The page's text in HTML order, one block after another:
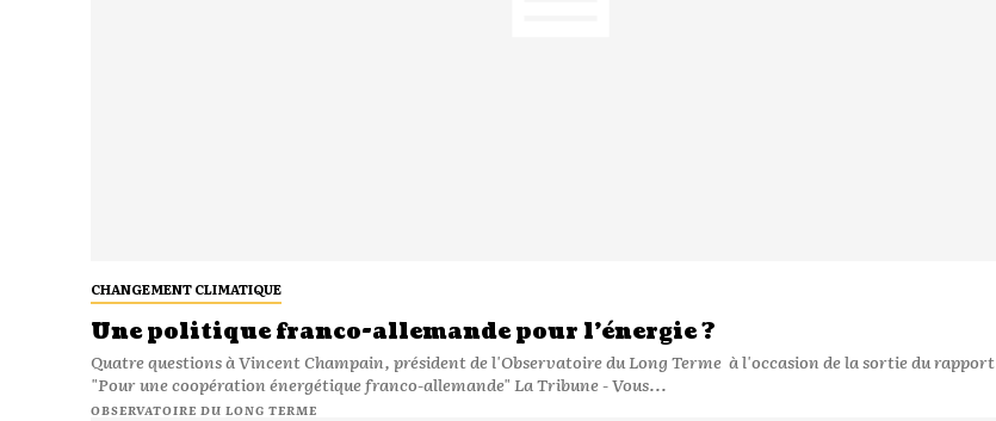
CHANGEMENT CLIMATIQUE
Une politique franco-allemande pour l’énergie ?
Quatre questions à Vincent Champain, président de l'Observatoire du Long Terme à l'occasion de la sortie du rapport
"Pour une coopération énergétique franco-allemande" La Tribune - Vous...
OBSERVATOIRE DU LONG TERME